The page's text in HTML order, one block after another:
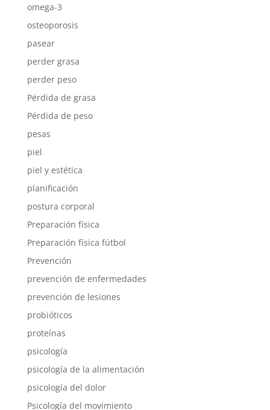
omega-3
osteoporosis
pasear
perder grasa
perder peso
Pérdida de grasa
Pérdida de peso
pesas
piel
piel y estética
planificación
postura corporal
Preparación física
Preparación física fútbol
Prevención
prevención de enfermedades
prevención de lesiones
probióticos
proteínas
psicología
psicología de la alimentación
psicología del dolor
Psicología del movimiento